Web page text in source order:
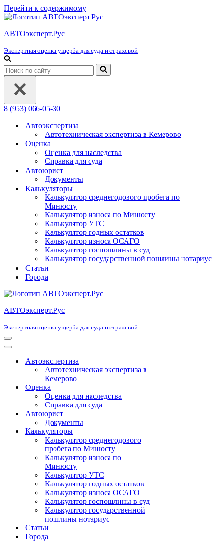
Перейти к содержимому
АВТОэксперт.Рус
Экспертная оценка ущерба для суда и страховой
Искать...
8 (953) 066-05-30
Автоэкспертиза
Автотехническая экспертиза в Кемерово
Оценка
Оценка для наследства
Справка для суда
Автоюрист
Документы
Калькуляторы
Калькулятор среднегодового пробега по
Минюсту
Калькулятор износа по Минюсту
Калькулятор УТС
Калькулятор годных остатков
Калькулятор износа ОСАГО
Калькулятор госпошлины в суд
Калькулятор государственной пошлины нотариус
Статьи
Города
АВТОэксперт.Рус
Экспертная оценка ущерба для суда и страховой
Меню
навигации
Меню
навигацииАвтоэкспертиза
Автотехническая экспертиза в
Кемерово
Оценка
Оценка для наследства
Справка для суда
Автоюрист
Документы
Калькуляторы
Калькулятор среднегодового
пробега по Минюсту
Калькулятор износа по
Минюсту
Калькулятор УТС
Калькулятор годных остатков
Калькулятор износа ОСАГО
Калькулятор госпошлины в суд
Калькулятор государственной
пошлины нотариус
Статьи
Города